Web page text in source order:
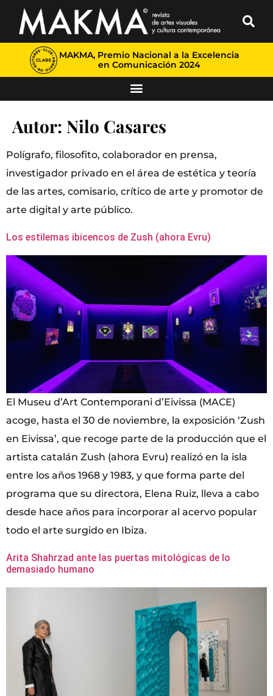
MAKMA, Premio Nacional a la Excelencia
en Comunicación 2024
Autor: Nilo Casares
Polígrafo, filosofito, colaborador en prensa,
investigador privado en el área de estética y teoría
de las artes, comisario, crítico de arte y promotor de
arte digital y arte público.
Los estilemas ibicencos de Zush (ahora Evru)
El Museu d’Art Contemporani d’Eivissa (MACE)
acoge, hasta el 30 de noviembre, la exposición ‘Zush
en Eivissa’, que recoge parte de la producción que el
artista catalán Zush (ahora Evru) realizó en la isla
entre los años 1968 y 1983, y que forma parte del
programa que su directora, Elena Ruiz, lleva a cabo
desde hace años para incorporar al acervo popular
todo el arte surgido en Ibiza.
Arita Shahrzad ante las puertas mitológicas de lo
demasiado humano